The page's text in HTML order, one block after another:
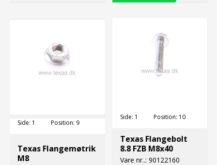
Side: 1 Position: 9
Texas Flangemøtrik
M8
Side: 1 Position: 10
Texas Flangebolt
8.8 FZB M8x40
Vare nr..: 90122160